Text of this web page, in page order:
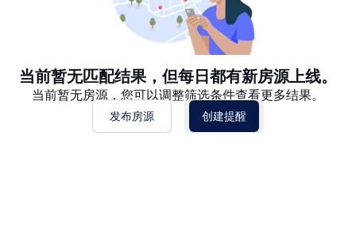
当前暂无匹配结果，但每日都有新房源上线。
当前暂无房源，您可以调整筛选条件查看更多结果。
发布房源 创建提醒